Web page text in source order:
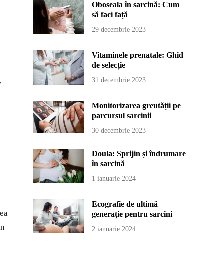
Oboseala în sarcină: Cum
să faci față
29 decembrie 2023
Vitaminele prenatale: Ghid
de selecție
31 decembrie 2023
Monitorizarea greutății pe
parcursul sarcinii
30 decembrie 2023
Doula: Sprijin și îndrumare
în sarcină
1 ianuarie 2024
Ecografie de ultimă
generație pentru sarcini
2 ianuarie 2024